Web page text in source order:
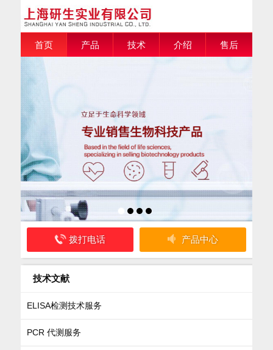
首页 产品 技术 介绍 售后
拨打电话 产品中心
技术文献
ELISA检测技术服务
PCR 代测服务